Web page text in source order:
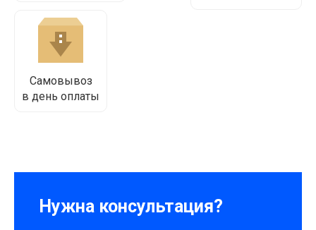
Самовывоз
в день оплаты
Нужна консультация?